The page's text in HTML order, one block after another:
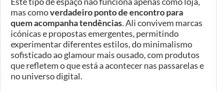
mas comoverdadeiro ponto de encontro para
quem acompanha tendências. Ali convivem marcas
icónicas e propostas emergentes, permitindo
experimentar diferentes estilos, do minimalismo
sofisticado ao glamour mais ousado, com produtos
que refletem o que está a acontecer nas passarelas e
no universo digital.